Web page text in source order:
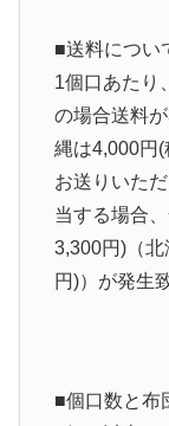
■送料につい
1個口あたり、
の場合送料
縄は4,000円(
お送りいた
当する場合
3,300円)（
円)）が発生
■個口数と布